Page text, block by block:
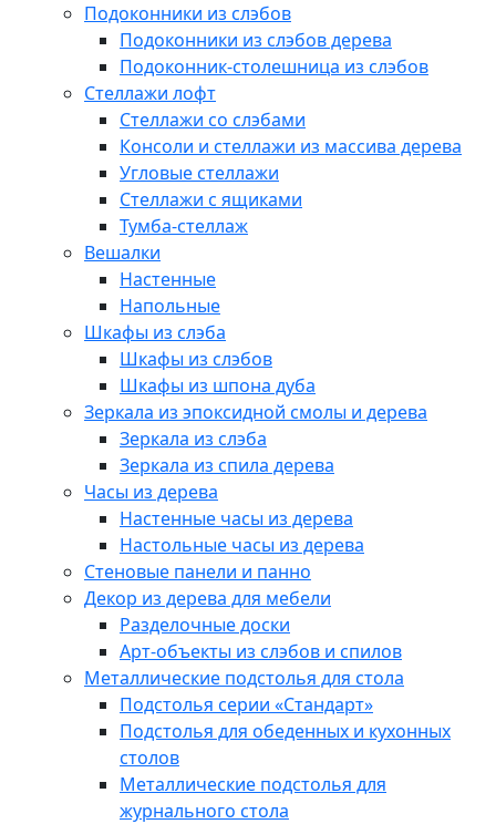
Подоконники из слэбов
Подоконники из слэбов дерева
Подоконник-столешница из слэбов
Стеллажи лофт
Стеллажи со слэбами
Консоли и стеллажи из массива дерева
Угловые стеллажи
Стеллажи с ящиками
Тумба-стеллаж
Вешалки
Настенные
Напольные
Шкафы из слэба
Шкафы из слэбов
Шкафы из шпона дуба
Зеркала из эпоксидной смолы и дерева
Зеркала из слэба
Зеркала из спила дерева
Часы из дерева
Настенные часы из дерева
Настольные часы из дерева
Стеновые панели и панно
Декор из дерева для мебели
Разделочные доски
Арт-объекты из слэбов и спилов
Металлические подстолья для стола
Подстолья серии «Стандарт»
Подстолья для обеденных и кухонных
столов
Металлические подстолья для
журнального стола